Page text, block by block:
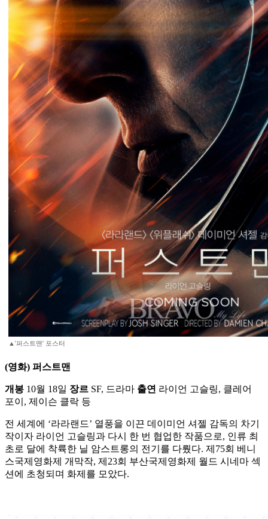
▲'퍼스트맨' 포스터
(영화) 퍼스트맨
개봉 10월 18일 장르 SF, 드라마 출연 라이언 고슬링, 클레어
포이, 제이슨 클락 등
전 세계에 ‘라라랜드’ 열풍을 이끈 데이미언 셔젤 감독의 차기
작이자 라이언 고슬링과 다시 한 번 협업한 작품으로, 인류 최
초로 달에 착륙한 닐 암스트롱의 전기를 다뤘다. 제75회 베니
스국제영화제 개막작, 제23회 부산국제영화제 월드 시네마 섹
션에 초청되며 화제를 모았다.